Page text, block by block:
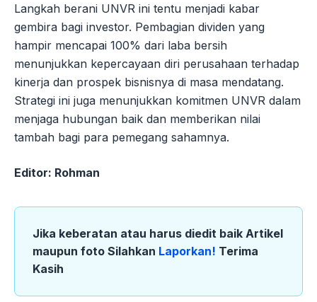
Langkah berani UNVR ini tentu menjadi kabar
gembira bagi investor. Pembagian dividen yang
hampir mencapai 100% dari laba bersih
menunjukkan kepercayaan diri perusahaan terhadap
kinerja dan prospek bisnisnya di masa mendatang.
Strategi ini juga menunjukkan komitmen UNVR dalam
menjaga hubungan baik dan memberikan nilai
tambah bagi para pemegang sahamnya.
Editor: Rohman
Jika keberatan atau harus diedit baik Artikel
maupun foto Silahkan Laporkan! Terima
Kasih